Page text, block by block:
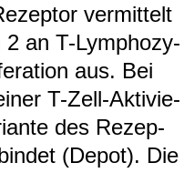
ver­mit­telt
2 an T-​Lym­pho­zy­
aus. Bei
T-​Zell-​Akti­vie­
des Rezep­
(Depot). Die